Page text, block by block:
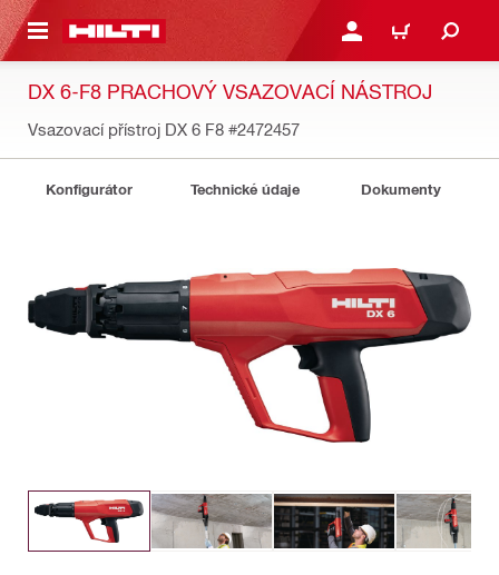
HLAVNÍ OBSAH PŘIHLÁSIT NEBO
KOŠÍK
DX 6-F8 PRACHOVÝ VSAZOVACÍ NÁSTROJ
Vsazovací přístroj DX 6 F8 #2472457
Konfigurátor Technické údaje Dokumenty